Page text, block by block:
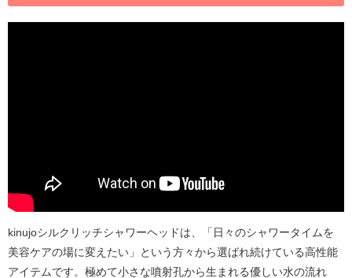
kinujoシルクリッチシャワーヘッドは、「日々のシャワータイムを
美容ケアの場に変えたい」という方々から選ばれ続けている高性能
アイテムです。極めて小さな噴射孔から生まれる優しい水の流れ